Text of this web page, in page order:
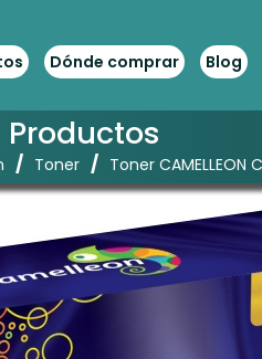
Dónde comprar Blog
Productos
/ Toner / Toner CAMELLEON